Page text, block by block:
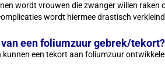
wordt vrouwen die zwanger willen
wordt hiermee drastisch
een foliumzuur gebrek/tekort?
een tekort aan foliumzuur